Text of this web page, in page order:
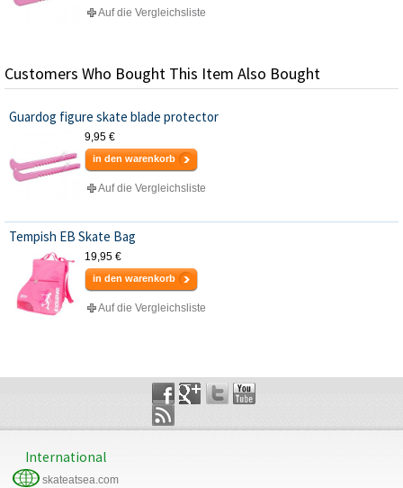
Auf die Vergleichsliste
Customers Who Bought This Item Also Bought
Guardog figure skate blade protector
9,95 €
in den warenkorb
Auf die Vergleichsliste
Tempish EB Skate Bag
19,95 €
in den warenkorb
Auf die Vergleichsliste
International
skateatsea.com